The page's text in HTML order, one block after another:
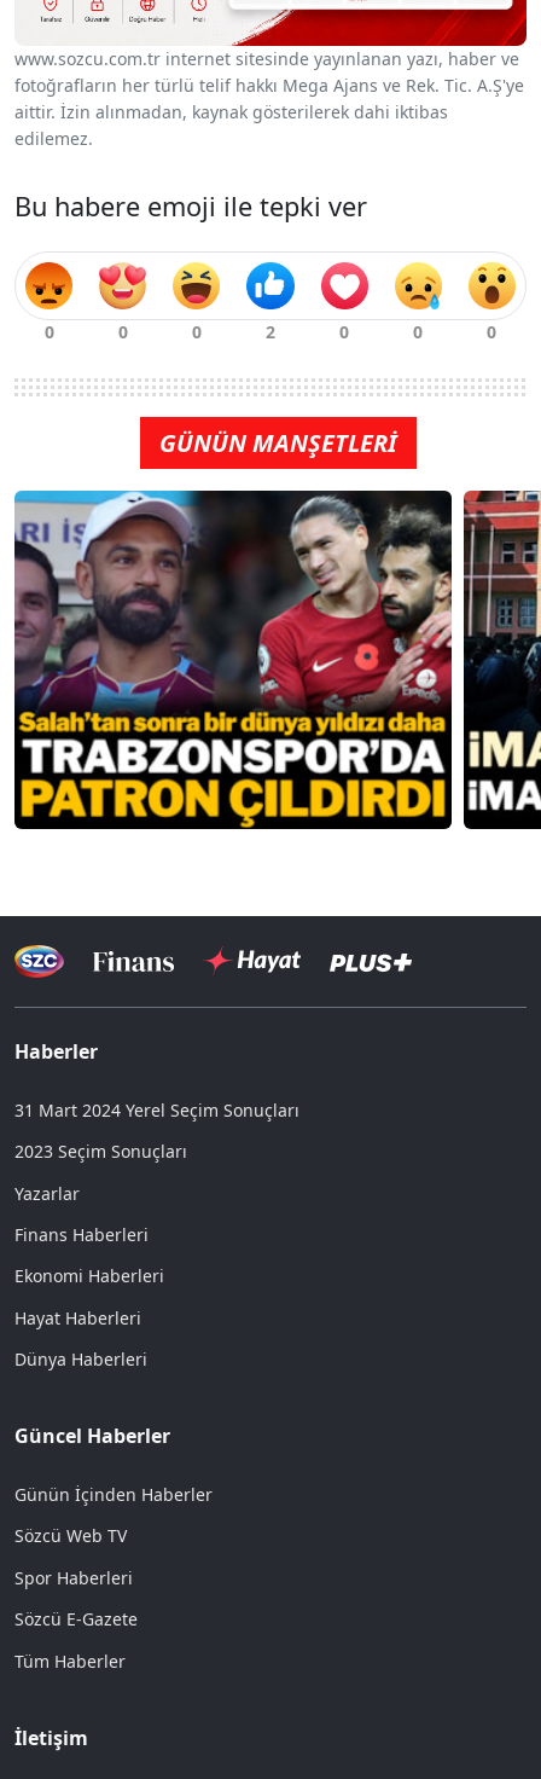
www.sozcu.com.tr internet sitesinde yayınlanan yazı, haber ve
fotoğrafların her türlü telif hakkı Mega Ajans ve Rek. Tic. A.Ş'ye
aittir. İzin alınmadan, kaynak gösterilerek dahi iktibas
edilemez.
Bu habere emoji ile tepki ver
GÜNÜN MANŞETLERİ
Haberler
31 Mart 2024 Yerel Seçim Sonuçları
2023 Seçim Sonuçları
Yazarlar
Finans Haberleri
Ekonomi Haberleri
Hayat Haberleri
Dünya Haberleri
Güncel Haberler
Günün İçinden Haberler
Sözcü Web TV
Spor Haberleri
Sözcü E-Gazete
Tüm Haberler
İletişim